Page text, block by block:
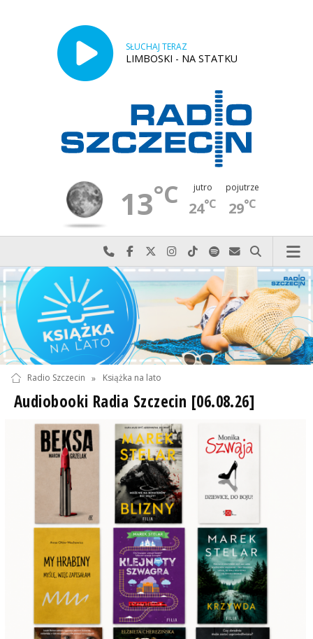
SŁUCHAJ TERAZ
LIMBOSKI - NA STATKU
13°C jutro
24°C
pojutrze
29°C
Najlepiej po prostu do nas zadzwoń
Odwiedź nas na Facebook-u
Odwiedź nas na X
Odwiedź nas na Instagram-ie
Odwiedź nas na TikTok-u
Szukaj nas na Spotify
Wyślij do nas
Szukaj
Radio Szczecin » Książka na lato
Audiobooki Radia Szczecin [06.08.26]